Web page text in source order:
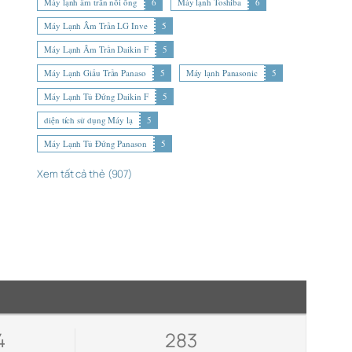
Máy Lạnh Âm Trần LG Inve
5
Máy Lạnh Âm Trần Daikin F
5
Máy Lạnh Giấu Trần Panaso
5 Máy lạnh Panasonic
5
Máy Lạnh Tủ Đứng Daikin F
5
diện tích sử dụng Máy lạ
5
Máy Lạnh Tủ Đứng Panason
5
Xem tất cả thẻ (907)
283